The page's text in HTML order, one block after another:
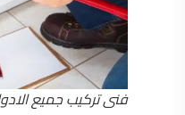
فنى تركيب جميع